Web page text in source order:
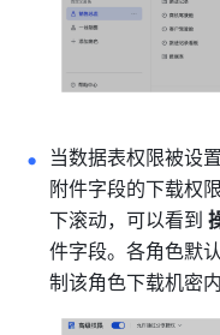
当数据表权限被设
附件字段的下载权
下滚动，可以看到
件字段。各角色默
制该角色下载机密内